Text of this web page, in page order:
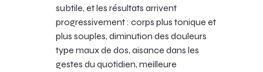
subtile, et les résultats arrivent
progressivement : corps plus tonique et
plus souples, diminution des douleurs
type maux de dos, aisance dans les
gestes du quotidien, meilleure